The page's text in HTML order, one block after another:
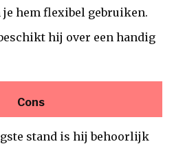
hem flexibel gebruiken.
hij over een handig
Cons
stand is hij behoorlijk